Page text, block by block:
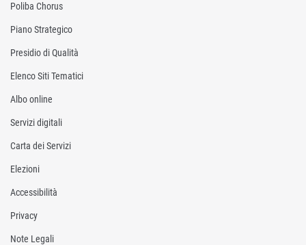
Poliba Chorus
Piano Strategico
Presidio di Qualità
Elenco Siti Tematici
Albo online
Servizi digitali
Carta dei Servizi
Elezioni
Accessibilità
Privacy
Note Legali